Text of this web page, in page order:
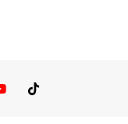
You TubeTikTok